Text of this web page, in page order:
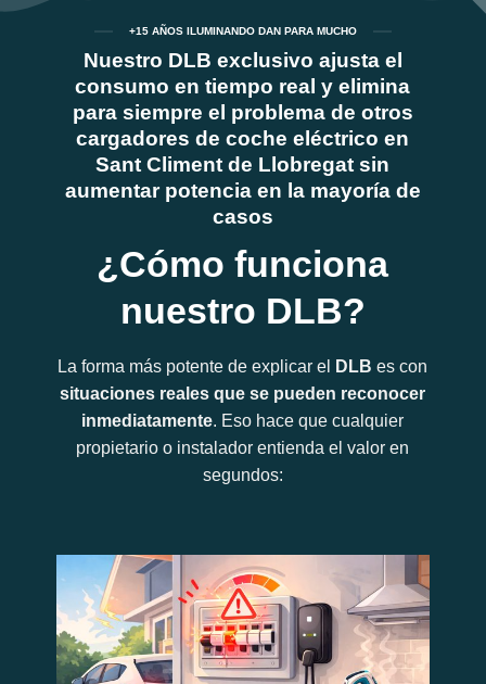
+15 AÑOS ILUMINANDO DAN PARA MUCHO
Nuestro DLB exclusivo ajusta el
consumo en tiempo real y elimina
para siempre el problema de otros
cargadores de coche eléctrico en
Sant Climent de Llobregat sin
aumentar potencia en la mayoría de
casos
¿Cómo funciona
nuestro DLB?
La forma más potente de explicar el DLB es con
situaciones reales que se pueden reconocer
inmediatamente. Eso hace que cualquier
propietario o instalador entienda el valor en
segundos: